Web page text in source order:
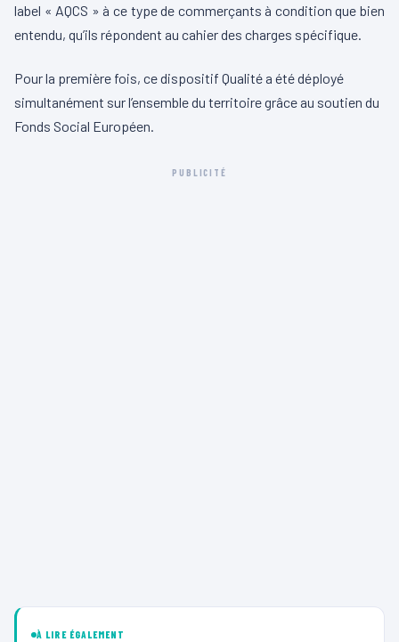
label « AQCS » à ce type de commerçants à condition que bien
entendu, qu’ils répondent au cahier des charges spécifique.
Pour la première fois, ce dispositif Qualité a été déployé
simultanément sur l’ensemble du territoire grâce au soutien du
Fonds Social Européen.
PUBLICITÉ
À LIRE ÉGALEMENT